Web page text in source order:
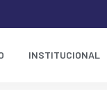
INSTITUCIONAL